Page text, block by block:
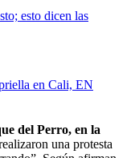
esto dicen las
en Cali, EN
del Perro, en la
una protesta